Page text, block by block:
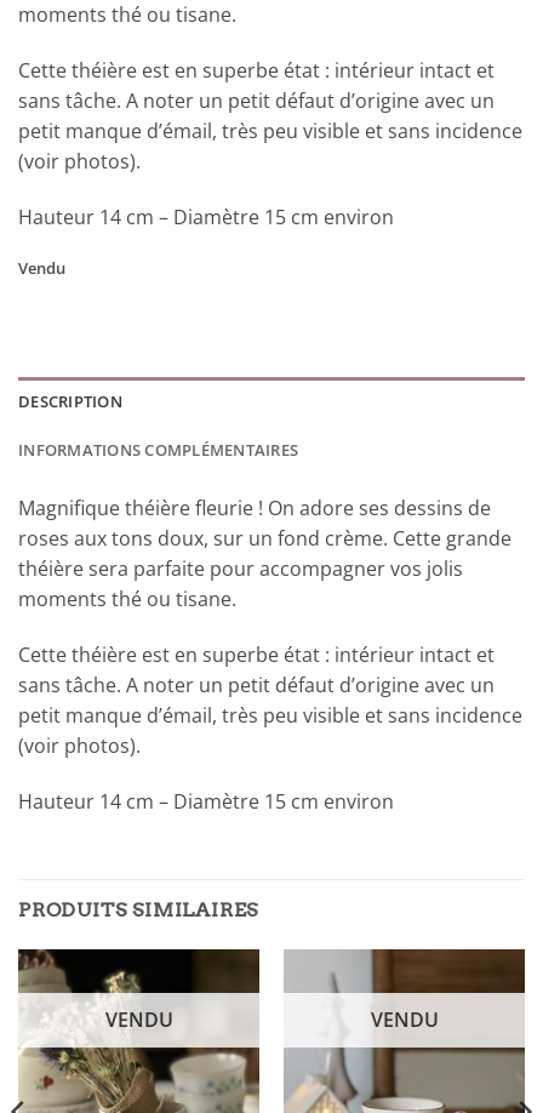
moments thé ou tisane.
Cette théière est en superbe état : intérieur intact et
sans tâche. A noter un petit défaut d’origine avec un
petit manque d’émail, très peu visible et sans incidence
(voir photos).
Hauteur 14 cm – Diamètre 15 cm environ
Vendu
DESCRIPTION
INFORMATIONS COMPLÉMENTAIRES
Magnifique théière fleurie ! On adore ses dessins de
roses aux tons doux, sur un fond crème. Cette grande
théière sera parfaite pour accompagner vos jolis
moments thé ou tisane.
Cette théière est en superbe état : intérieur intact et
sans tâche. A noter un petit défaut d’origine avec un
petit manque d’émail, très peu visible et sans incidence
(voir photos).
Hauteur 14 cm – Diamètre 15 cm environ
PRODUITS SIMILAIRES
VENDU VENDU